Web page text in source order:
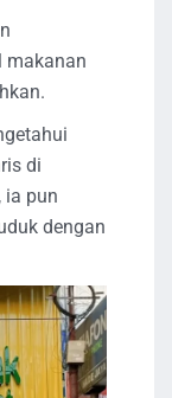
makanan
di
ia pun
dengan